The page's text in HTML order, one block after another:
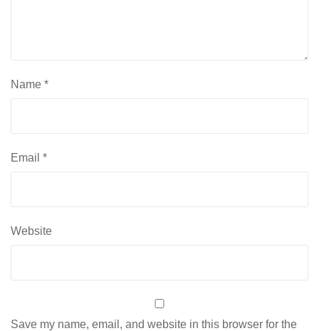
Name *
Email *
Website
Save my name, email, and website in this browser for the